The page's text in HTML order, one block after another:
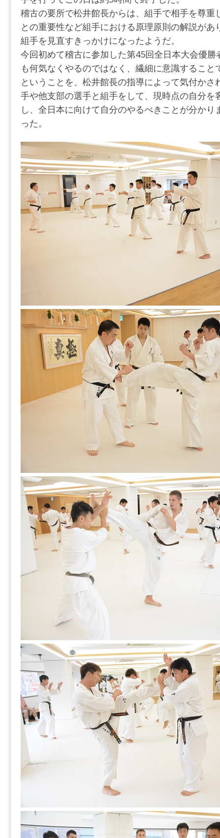
稽古の要所で松井館長からは、組手で相手を尊重
との重要性など組手における原理原則の解説が
組手を見直すきっかけになったようだ。
今回初めて稽古に参加した第45回全日本大会優
も何気なくやるのではなく、繊細に意識するこ
ということを、松井館長の指導によって気付か
手や他支部の選手と組手をして、現時点の自分を
し、全日本に向けて自分のやるべきことが分か
った。